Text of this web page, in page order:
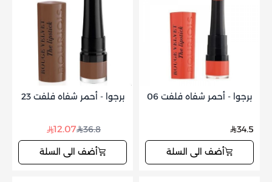
برجوا - أحمر شفاه فلفت 06
34.5
أضف الى السلة
برجوا - أحمر شفاه فلفت 23
36.8
12.07
أضف الى السلة